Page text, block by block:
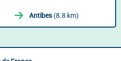
Antibes (8.8 km)